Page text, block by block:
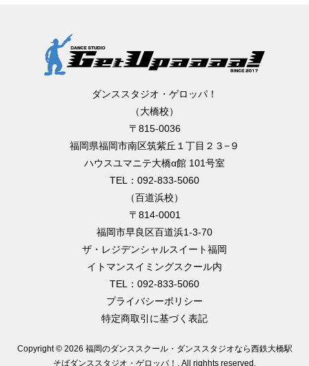
ダンススタジオ・ゲロッパ！
（大橋校）
〒815-0036
福岡県福岡市南区筑紫丘１丁目２３−９
ハウスユマニテ大橋α館 101号室
TEL：092-833-5060
（百道浜校）
〒814-0001
福岡市早良区百道浜1-3-70
ザ・レジデンシャルスイート福岡
イトマンスイミングスクール内
TEL：092-833-5060
プライバシーポリシー
特定商取引に基づく表記
Copyright © 2026 福岡のダンススクール・ダンススタジオなら西鉄大橋駅
そばダンススタジオ・ゲロッパ！ . All righhts reserved.